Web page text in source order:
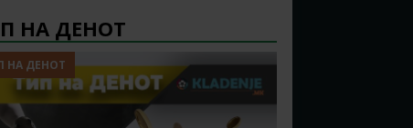
НА ДЕНОТ
НА ДЕНОТ